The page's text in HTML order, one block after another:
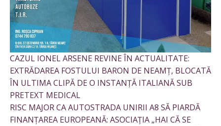
CAZUL IONEL ARSENE REVINE ÎN ACTUALITATE:
EXTRĂDAREA FOSTULUI BARON DE NEAMȚ, BLOCATĂ
ÎN ULTIMA CLIPĂ DE O INSTANȚĂ ITALIANĂ SUB
PRETEXT MEDICAL
RISC MAJOR CA AUTOSTRADA UNIRII A8 SĂ PIARDĂ
FINANȚAREA EUROPEANĂ: ASOCIAȚIA „HAI CĂ SE